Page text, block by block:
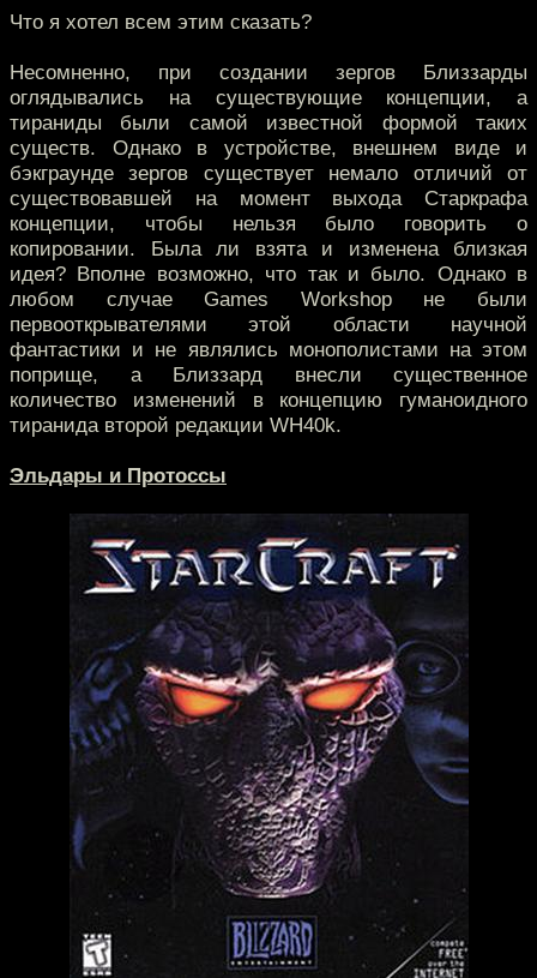
Что я хотел всем этим сказать?
Несомненно, при создании зергов Близзарды
оглядывались на существующие концепции, а
тираниды были самой известной формой таких
существ. Однако в устройстве, внешнем виде и
бэкграунде зергов существует немало отличий от
существовавшей на момент выхода Старкрафа
концепции, чтобы нельзя было говорить о
копировании. Была ли взята и изменена близкая
идея? Вполне возможно, что так и было. Однако в
любом случае Games Workshop не были
первооткрывателями этой области научной
фантастики и не являлись монополистами на этом
поприще, а Близзард внесли существенное
количество изменений в концепцию гуманоидного
тиранида второй редакции WH40k.
Эльдары и Протоссы